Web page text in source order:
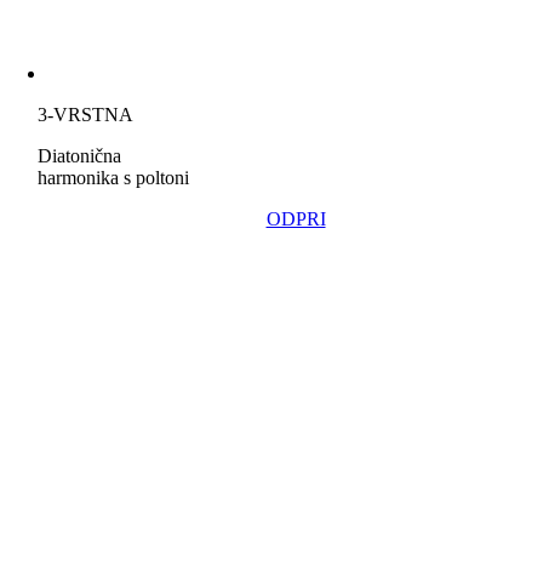
3-VRSTNA
Diatonična
harmonika s poltoni
ODPRI